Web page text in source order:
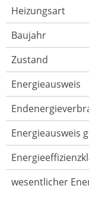
Heizungsart
Baujahr
Zustand
Energieausweis
Energieausweis
wesentlicher